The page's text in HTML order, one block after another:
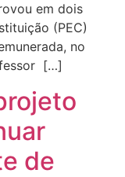
em dois
(PEC)
no
[…]
de